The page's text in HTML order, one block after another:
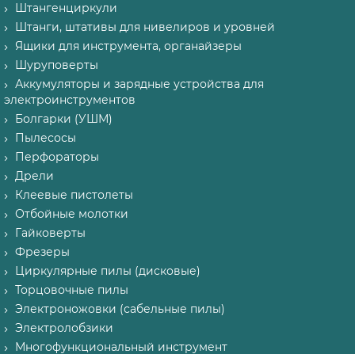
Штангенциркули
Штанги, штативы для нивелиров и уровней
Ящики для инструмента, органайзеры
Шуруповерты
Аккумуляторы и зарядные устройства для
электроинструментов
Болгарки (УШМ)
Пылесосы
Перфораторы
Дрели
Клеевые пистолеты
Отбойные молотки
Гайковерты
Фрезеры
Циркулярные пилы (дисковые)
Торцовочные пилы
Электроножовки (сабельные пилы)
Электролобзики
Многофункциональный инструмент